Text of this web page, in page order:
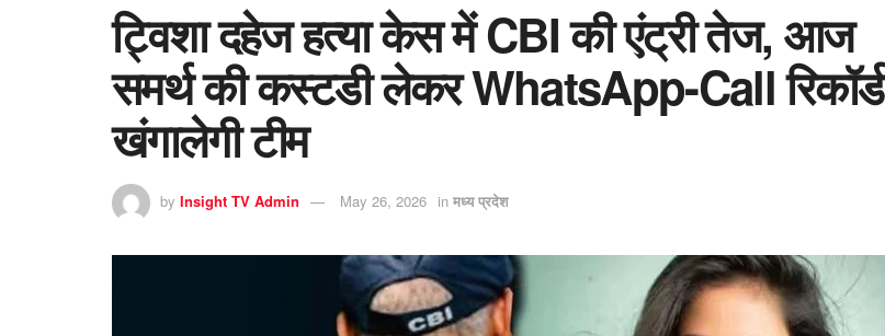
ट्विशा दहेज हत्या केस में CBI की एंट्री तेज, आज
समर्थ की कस्टडी लेकर WhatsApp-Call रिकॉर्ड
खंगालेगी टीम
by Insight TV Admin May 26, 2026 in मध्य प्रदेश